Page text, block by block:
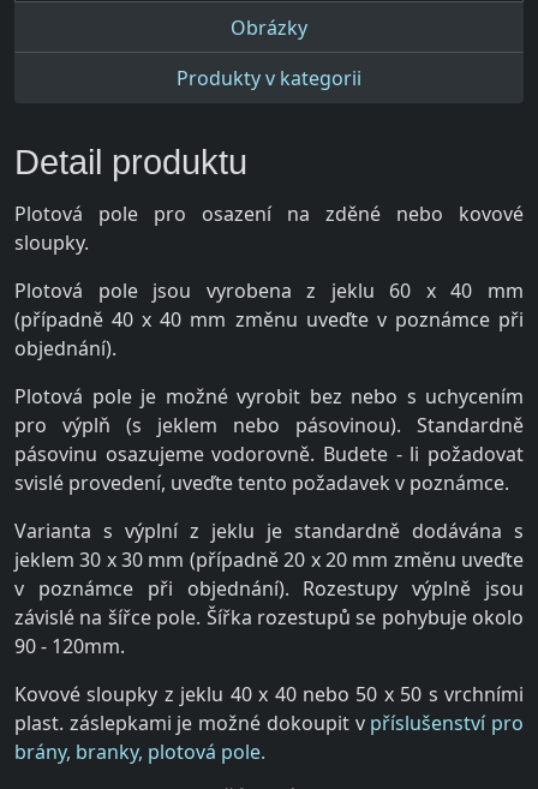
Obrázky
Produkty v kategorii
Detail produktu
Plotová pole pro osazení na zděné nebo kovové
sloupky.
Plotová pole jsou vyrobena z jeklu 60 x 40 mm
(případně 40 x 40 mm změnu uveďte v poznámce při
objednání).
Plotová pole je možné vyrobit bez nebo s uchycením
pro výplň (s jeklem nebo pásovinou). Standardně
pásovinu osazujeme vodorovně. Budete - li požadovat
svislé provedení, uveďte tento požadavek v poznámce.
Varianta s výplní z jeklu je standardně dodávána s
jeklem 30 x 30 mm (případně 20 x 20 mm změnu uveďte
v poznámce při objednání). Rozestupy výplně jsou
závislé na šířce pole. Šířka rozestupů se pohybuje okolo
90 - 120mm.
Kovové sloupky z jeklu 40 x 40 nebo 50 x 50 s vrchními
plast. záslepkami je možné dokoupit v příslušenství pro
brány, branky, plotová pole.